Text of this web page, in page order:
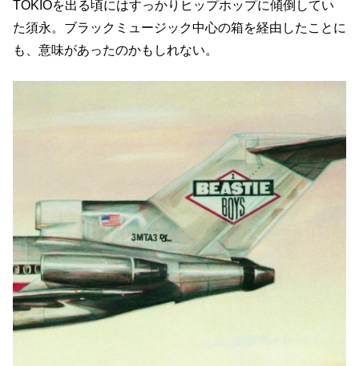
TOKIOを出る頃にはすっかりヒップホップに傾倒してい
た須永。ブラックミュージック中心の箱を経由したことに
も、意味があったのかもしれない。